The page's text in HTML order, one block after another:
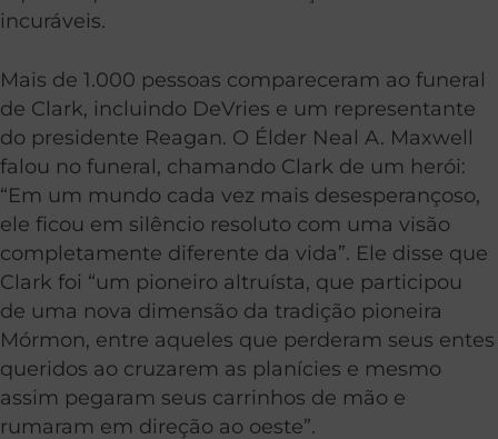
incuráveis.
Mais de 1.000 pessoas compareceram ao funeral
de Clark, incluindo DeVries e um representante
do presidente Reagan. O Élder Neal A. Maxwell
falou no funeral, chamando Clark de um herói:
“Em um mundo cada vez mais desesperançoso,
ele ficou em silêncio resoluto com uma visão
completamente diferente da vida”. Ele disse que
Clark foi “um pioneiro altruísta, que participou
de uma nova dimensão da tradição pioneira
Mórmon, entre aqueles que perderam seus entes
queridos ao cruzarem as planícies e mesmo
assim pegaram seus carrinhos de mão e
rumaram em direção ao oeste”.